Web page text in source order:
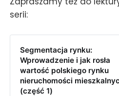
serii:
Segmentacja rynku:
Wprowadzenie i jak rosła
wartość polskiego rynku
nieruchomości
(część 1)